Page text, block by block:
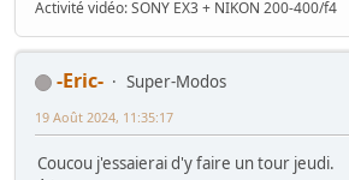
Activité vidéo: SONY EX3 + NIKON 200-400/f4
-Eric-
Super-Modos
19 Août 2024, 11:35:17
Coucou j'essaierai d'y faire un tour jeudi.